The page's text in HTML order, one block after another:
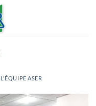
L'ÉQUIPE ASER